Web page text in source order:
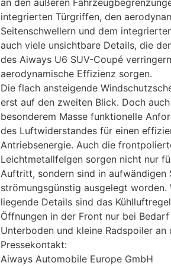
an den äußeren
integrierten Türgriffen, den
Seitenschwellern und dem
auch viele unsichtbare Details, die
des Aiways U6 SUV-Coupé
aerodynamische Effizienz sorgen.
Die flach ansteigende
erst auf den zweiten Blick. Doch
besonderem Masse funktionelle
des Luftwiderstandes für einen
Antriebsenergie. Auch die
Leichtmetallfelgen sorgen nicht nur
Auftritt, sondern sind in aufwändigen
strömungsgünstig ausgelegt worden.
liegende Details sind das
Öffnungen in der Front nur bei
Unterboden und kleine Radspoiler an
Pressekontakt:
Aiways Automobile Europe GmbH